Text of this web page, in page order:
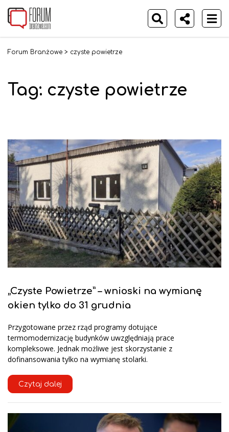
Forum Branżowe > czyste powietrze
Tag: czyste powietrze
„Czyste Powietrze” – wnioski na wymianę
okien tylko do 31 grudnia
Przygotowane przez rząd programy dotujące
termomodernizację budynków uwzględniają prace
kompleksowe. Jednak możliwe jest skorzystanie z
dofinansowania tylko na wymianę stolarki.
Czytaj dalej